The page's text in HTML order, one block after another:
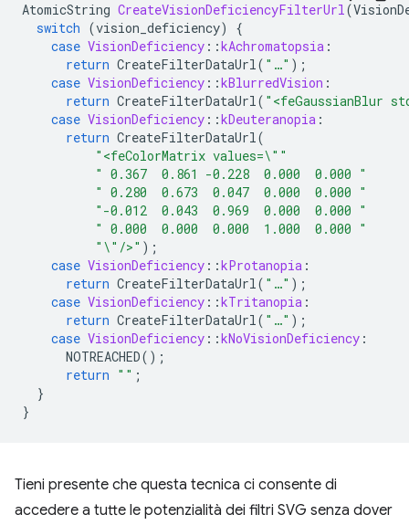
AtomicString CreateVisionDeficiencyFilterUrl(
switch (vision_deficiency)
{
case VisionDeficiency ::kAchromatopsia :
return CreateFilterDataUrl( "…" );
case VisionDeficiency ::kBlurredVision :
return CreateFilterDataUrl( "<feGaussianBlur
case VisionDeficiency ::kDeuteranopia :
return CreateFilterDataUrl(
"<feColorMatrix values=\" "
" 0.367  0.861 -0.228  0.000  0.000 "
" 0.280  0.673  0.047  0.000  0.000 "
"-0.012  0.043  0.969  0.000  0.000 "
" 0.000  0.000  0.000  1.000  0.000 "
" \" />" );
case VisionDeficiency ::kProtanopia :
return CreateFilterDataUrl( "…" );
case VisionDeficiency ::kTritanopia :
return CreateFilterDataUrl( "…" );
case VisionDeficiency ::kNoVisionDeficiency :
NOTREACHED();
return "" ;
}
}
Tieni presente che questa tecnica ci consente di
accedere a tutte le potenzialità dei filtri SVG senza dover